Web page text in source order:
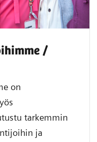
/
on
tarkemmin
ja